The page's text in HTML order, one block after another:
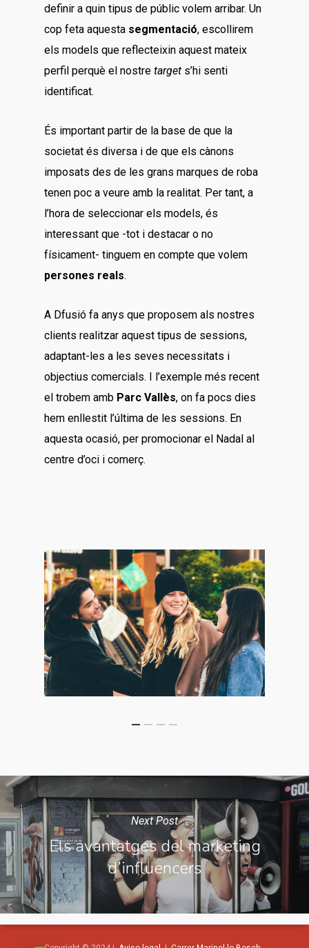
definir a quin tipus de públic volem arribar. Un
cop feta aquesta segmentació, escollirem
els models que reflecteixin aquest mateix
perfil perquè el nostretarget s’hi senti
identificat.
És important partir de la base de que la
societat és diversa i de que els cànons
imposats des de les grans marques de roba
tenen poc a veure amb la realitat. Per tant, a
l’hora de seleccionar els models, és
interessant que -tot i destacar o no
físicament- tinguem en compte que volem
persones reals.
A Dfusió fa anys que proposem als nostres
clients realitzar aquest tipus de sessions,
adaptant-les a les seves necessitats i
objectius comercials. I l’exemple més recent
el trobem amb Parc Vallès, on fa pocs dies
hem enllestit l’última de les sessions. En
aquesta ocasió, per promocionar el Nadal al
centre d’oci i comerç.
Next Post
Els avantatges del marketing
d’influencers